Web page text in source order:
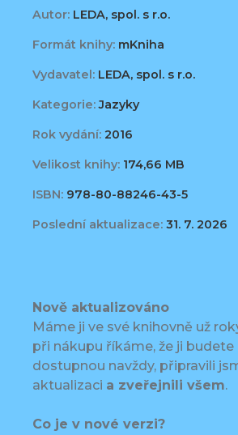
Autor: LEDA, spol. s r.o.
Formát knihy: mKniha
Vydavatel: LEDA, spol. s r.o.
Kategorie:Jazyky
Rok vydání: 2016
Velikost knihy: 174,66 MB
ISBN: 978-80-88246-43-5
Poslední aktualizace: 31. 7. 2026
Nově aktualizováno
Máme ji ve své knihovně už
při nákupu říkáme, že ji
dostupnou navždy, připravili
aktualizaci a zveřejnili všem.
Co je v nové verzi?